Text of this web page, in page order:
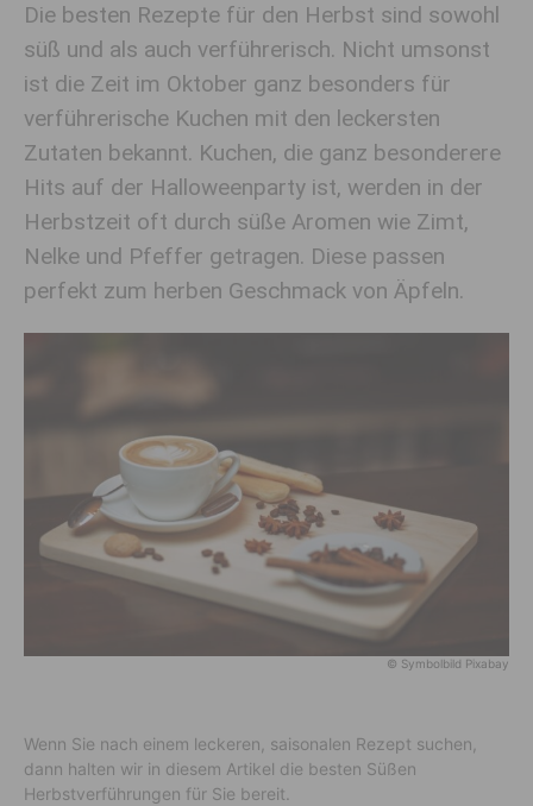
Die besten Rezepte für den Herbst sind sowohl
süß und als auch verführerisch. Nicht umsonst
ist die Zeit im Oktober ganz besonders für
verführerische Kuchen mit den leckersten
Zutaten bekannt. Kuchen, die ganz besonderere
Hits auf der Halloweenparty ist, werden in der
Herbstzeit oft durch süße Aromen wie Zimt,
Nelke und Pfeffer getragen. Diese passen
perfekt zum herben Geschmack von Äpfeln.
© Symbolbild Pixabay
Wenn Sie nach einem leckeren, saisonalen Rezept suchen,
dann halten wir in diesem Artikel die besten Süßen
Herbstverführungen für Sie bereit.